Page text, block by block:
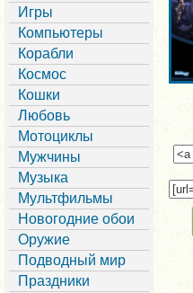
Игры
Компьютеры
Корабли
Космос
Кошки
Любовь
Мотоциклы
Мужчины
Музыка
Мультфильмы
Новогодние обои
Оружие
Подводный мир
Праздники